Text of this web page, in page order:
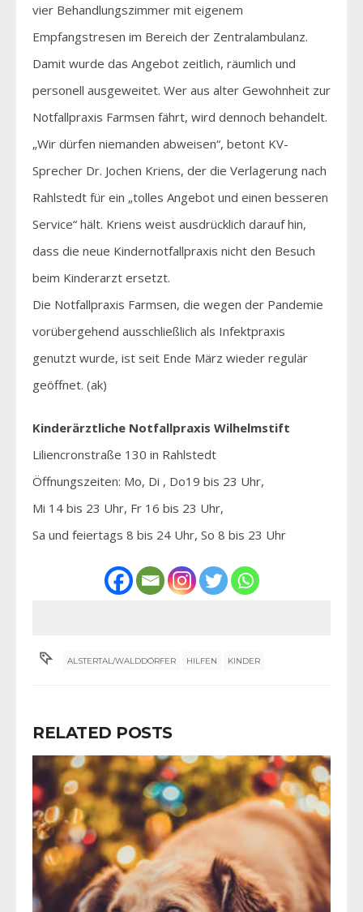
vier Behandlungszimmer mit eigenem
Empfangstresen im Bereich der Zentralambulanz.
Damit wurde das Angebot zeitlich, räumlich und
personell ausgeweitet. Wer aus alter Gewohnheit zur
Notfallpraxis Farmsen fährt, wird dennoch behandelt.
„Wir dürfen niemanden abweisen“, betont KV-
Sprecher Dr. Jochen Kriens, der die Verlagerung nach
Rahlstedt für ein „tolles Angebot und einen besseren
Service“ hält. Kriens weist ausdrücklich darauf hin,
dass die neue Kindernotfallpraxis nicht den Besuch
beim Kinderarzt ersetzt.
Die Notfallpraxis Farmsen, die wegen der Pandemie
vorübergehend ausschließlich als Infektpraxis
genutzt wurde, ist seit Ende März wieder regulär
geöffnet. (ak)
Kinderärztliche Notfallpraxis Wilhelmstift
Liliencronstraße 130 in Rahlstedt
Öffnungszeiten: Mo, Di , Do19 bis 23 Uhr,
Mi 14 bis 23 Uhr, Fr 16 bis 23 Uhr,
Sa und feiertags 8 bis 24 Uhr, So 8 bis 23 Uhr
ALSTERTAL/WALDDÖRFER HILFEN KINDER
RELATED POSTS